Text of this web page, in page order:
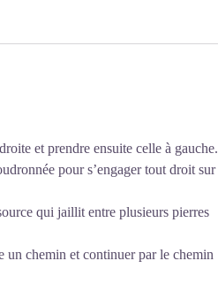
et prendre ensuite celle à gauche.
pour s’engager tout droit sur
qui jaillit entre plusieurs pierres
un chemin et continuer par le chemin